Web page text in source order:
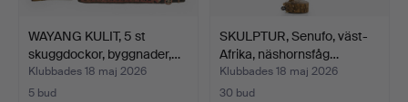
WAYANG KULIT, 5 st
skuggdockor, byggnader,…
Klubbades 18 maj 2026
5 bud
SKULPTUR, Senufo, väst-
Afrika, näshornsfåg…
Klubbades 18 maj 2026
30 bud